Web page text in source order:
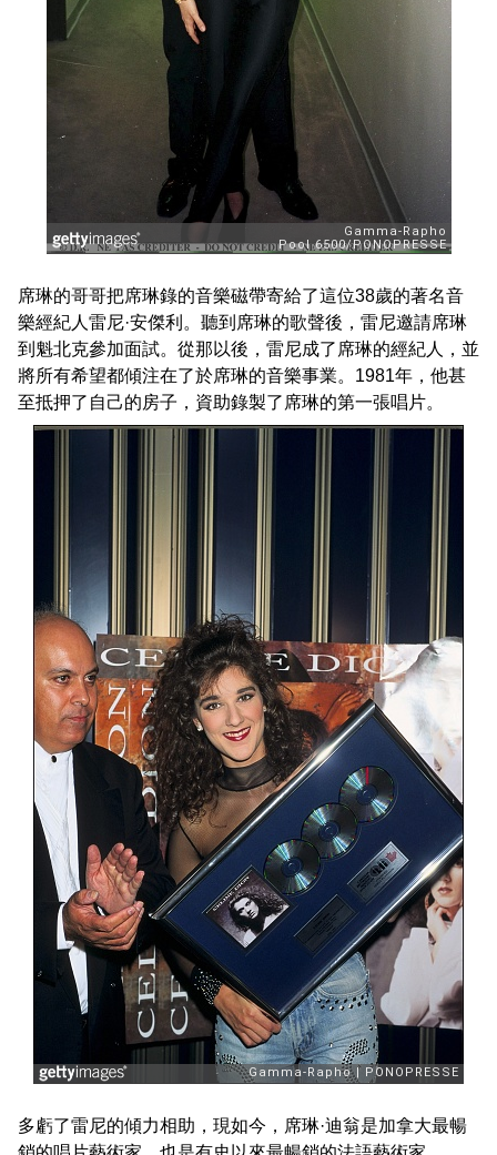
席琳的哥哥把席琳錄的音樂磁帶寄給了這位38歲的著名音
樂經紀人雷尼·安傑利。聽到席琳的歌聲後，雷尼邀請席琳
到魁北克參加面試。從那以後，雷尼成了席琳的經紀人，並
將所有希望都傾注在了於席琳的音樂事業。1981年，他甚
至抵押了自己的房子，資助錄製了席琳的第一張唱片。
多虧了雷尼的傾力相助，現如今，席琳·迪翁是加拿大最暢